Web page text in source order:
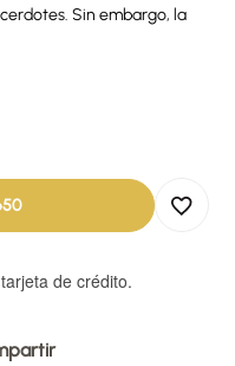
Sin embargo, la
más batallas, equilibrar las
antes.
de crédito.